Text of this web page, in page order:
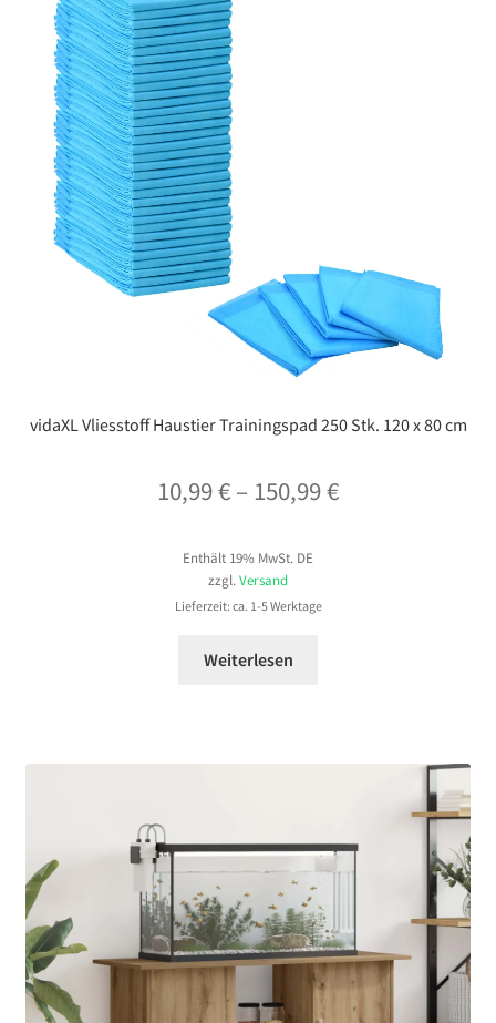
vidaXL Vliesstoff Haustier Trainingspad 250 Stk. 120 x 80 cm
10,99€ – 150,99€Preisspanne:
Enthält 19% MwSt. DE
zzgl. Versand
Lieferzeit: ca. 1-5 Werktage
Weiterlesen